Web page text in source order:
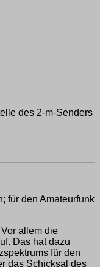
des 2-m-Senders
für den Amateurfunk
allem die
Das hat dazu
für den
das Schicksal des